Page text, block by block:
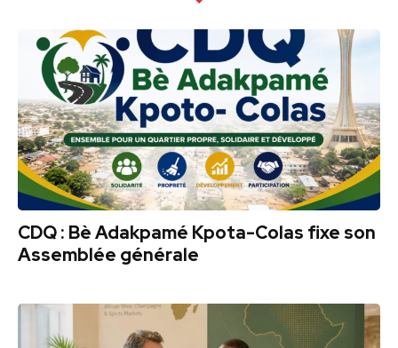
CDQ : Bè Adakpamé Kpota-Colas fixe son
Assemblée générale